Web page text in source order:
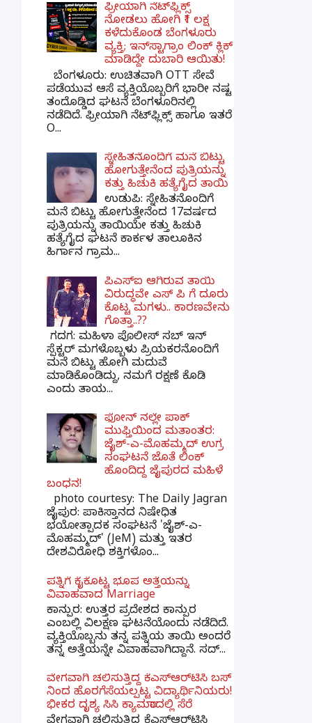
ಫ್ರೀಯಾಗಿ ನೆಟ್‌ಫ್ಲಿಕ್ಸ್
ನೋಡಲು ಹೋಗಿ ₹1 ಲಕ್ಷ
ಕಳೆದುಕೊಂಡ ಬೆಂಗಳೂರು
ವ್ಯಕ್ತಿ; ಇನ್‌ಸ್ಟಾಗ್ರಾಂ ಲಿಂಕ್ ಕ್ಲಿಕ್
ಮಾಡಿದ್ದೇ ದುಬಾರಿ ಆಯಿತು!
ಬೆಂಗಳೂರು: ಉಚಿತವಾಗಿ OTT ಸೇವೆ
ಪಡೆಯುವ ಆಸೆ ವ್ಯಕ್ತಿಯೊಬ್ಬರಿಗೆ ಭಾರೀ ನಷ್ಟ
ತಂದೊಡ್ಡಿದ ಘಟನೆ ಬೆಂಗಳೂರಿನಲ್ಲಿ
ನಡೆದಿದೆ. ಫ್ರೀಯಾಗಿ ನೆಟ್‌ಫ್ಲಿಕ್ಸ್ ಹಾಗೂ ಇತರೆ
O...
ಸ್ನೇಹಿತನೊಂದಿಗೆ ಮನೆ ಬಿಟ್ಟು
ಹೋಗುತ್ತೇನೆಂದ ಪುತ್ರಿಯನ್ನು
ಕತ್ತು ಹಿಚುಕಿ ಹತ್ಯೆಗೈದ ತಾಯಿ
ಉಡುಪಿ: ಸ್ನೇಹಿತನೊಂದಿಗೆ
ಮನೆ ಬಿಟ್ಟು ಹೋಗುತ್ತೇನೆಂದ 17ವರ್ಷದ
ಪುತ್ರಿಯನ್ನು ತಾಯಿಯೇ ಕತ್ತು ಹಿಚುಕಿ
ಹತ್ಯೆಗೈದ ಘಟನೆ ಕಾರ್ಕಳ ತಾಲೂಕಿನ
ಹಿರ್ಗಾನ ಗ್ರಾಮ...
ಪಿಎಸ್​ಐ ಆಗಿರುವ ತಾಯಿ
ವಿರುದ್ಧವೇ ಎಸ್ ಪಿ ಗೆ ದೂರು
ಕೊಟ್ಟ ಮಗಳು.. ಕಾರಣವೇನು
ಗೊತ್ತಾ..??
ಗದಗ​: ಮಹಿಳಾ ಪೊಲೀಸ್​ ಸಬ್ ​ಇನ್​
ಸ್ಪೆಕ್ಟರ್​ ಮಗಳೊಬ್ಬಳು ಪ್ರಿಯಕರನೊಂದಿಗೆ
ಮನೆ ಬಿಟ್ಟು ಹೋಗಿ ಮದುವೆ
ಮಾಡಿಕೊಂಡಿದ್ದು, ನಮಗೆ ರಕ್ಷಣೆ ಕೊಡಿ
ಎಂದು ತಾಯ...
ಫೋನ್ ನಲ್ಲೇ ಪಾಕ್
ಮುಫ್ತಿಯಿಂದ ಮತಾಂತರ:
ಜೈಶ್-ಎ-ಮೊಹಮ್ಮದ್ ಉಗ್ರ
ಸಂಘಟನೆ ಜೊತೆ ಲಿಂಕ್
ಹೊಂದಿದ್ದ ಜೈಪುರದ ಮಹಿಳೆ
ಬಂಧನ!
photo courtesy: The Daily Jagran
ಜೈಪುರ: ಪಾಕಿಸ್ತಾನದ ನಿಷೇಧಿತ
ಭಯೋತ್ಪಾದಕ ಸಂಘಟನೆ 'ಜೈಶ್-ಎ-
ಮೊಹಮ್ಮದ್' (JeM) ಮತ್ತು ಇತರ
ದೇಶವಿರೋಧಿ ಶಕ್ತಿಗಳೊಂ...
ಪತ್ನಿಗೆ ಕೈಕೊಟ್ಟ ಭೂಪ ಅತ್ತೆಯನ್ನು
ವಿವಾಹವಾದ Marriage
ಕಾನ್ಪುರ: ಉತ್ತರ ಪ್ರದೇಶದ ಕಾನ್ಪುರ
ಎಂಬಲ್ಲಿ ವಿಲಕ್ಷಣ ಘಟನೆಯೊಂದು ನಡೆದಿದೆ.
ವ್ಯಕ್ತಿಯೊಬ್ಬನು ತನ್ನ ಪತ್ನಿಯ ತಾಯಿ ಅಂದರೆ
ತನ್ನ ಅತ್ತೆಯನ್ನೇ ವಿವಾಹವಾಗಿದ್ದಾನೆ. ಸದ್...
ವೇಗವಾಗಿ ಚಲಿಸುತ್ತಿದ್ದ ಕೆಎಸ್​ಆರ್​ಟಿಸಿ ಬಸ್​
ನಿಂದ ಹೊರಗೆಸೆಯಲ್ಪಟ್ಟ ವಿದ್ಯಾರ್ಥಿನಿಯರು!
ಭೀಕರ ದೃಶ್ಯ ಸಿಸಿ ಕ್ಯಾಮರಾದಲ್ಲಿ ಸೆರೆ